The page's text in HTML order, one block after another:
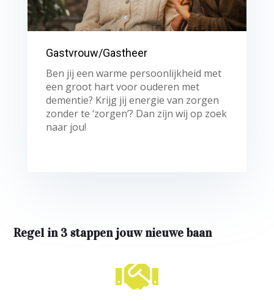
Gastvrouw/Gastheer
Ben jij een warme persoonlijkheid met
een groot hart voor ouderen met
dementie? Krijg jij energie van zorgen
zonder te ‘zorgen’? Dan zijn wij op zoek
naar jou!
Regel in 3 stappen jouw nieuwe baan
